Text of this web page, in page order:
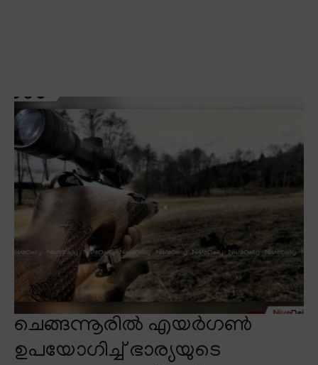
ചെങ്ങന്നൂരിൽ എയർഗൺ
ഉപയോഗിച്ച് ഭാര്യയുടെ